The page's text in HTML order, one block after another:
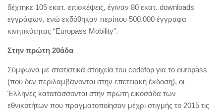
δέχτηκε 105 εκατ. επισκέψεις, έγιναν 80 εκατ. downloads
εγγράφων, ενώ εκδόθηκαν περίπου 500.000 έγγραφα
κινητικότητας “Europass Mobility”.
Στην πρώτη 20άδα
Σύμφωνα με στατιστικά στοιχεία του cedefop για το europass
(που δεν περιλαμβάνονται στην επετειακή έκδοση), οι
Έλληνες κατατάσσονται στην πρώτη εικοσάδα των
εθνικοτήτων που πραγματοποίησαν μέχρι στιγμής το 2015 τις